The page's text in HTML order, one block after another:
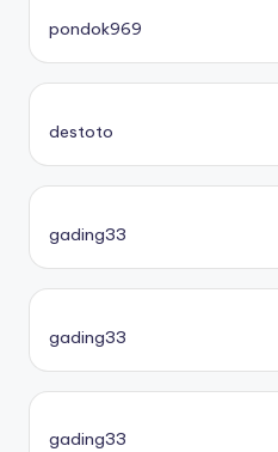
pondok969
destoto
gading33
gading33
gading33